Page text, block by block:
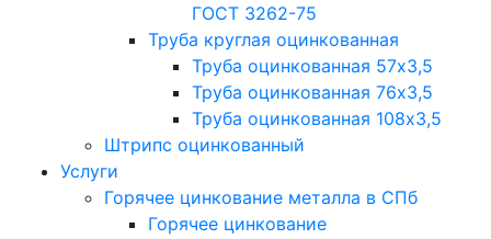
ГОСТ 3262-75
Труба круглая оцинкованная
Труба оцинкованная 57х3,5
Труба оцинкованная 76х3,5
Труба оцинкованная 108х3,5
Штрипс оцинкованный
Услуги
Горячее цинкование металла в СПб
Горячее цинкование